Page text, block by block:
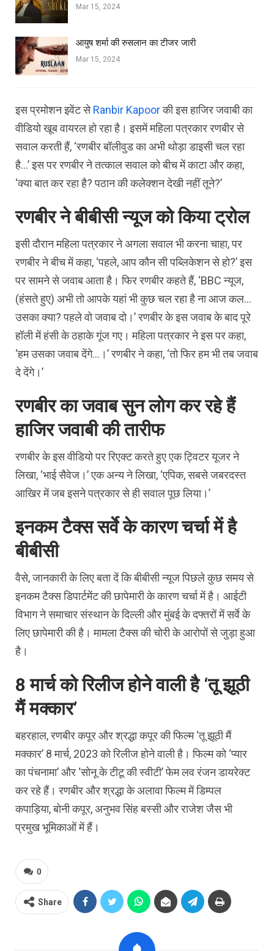
Mar 15, 2024
आयुष शर्मा की रुसलान का टीजर जारी
Mar 15, 2024
इस प्रमोशन इवेंट सेRanbir Kapoorकी इस हाजिर जवाबी का
वीडियो खूब वायरल हो रहा है। इसमें महिला पत्रकार रणबीर से
सवाल करती हैं, ‘रणबीर बॉलीवुड का अभी थोड़ा डाइसी चल रहा
है…’ इस पर रणबीर ने तत्‍काल सवाल को बीच में काटा और कहा,
‘क्‍या बात कर रहा है? पठान की कलेक्‍शन देखी नहीं तूने?’
रणबीर ने बीबीसी न्‍यूज को किया ट्रोल
इसी दौरान महिला पत्रकार ने अगला सवाल भी करना चाहा, पर
रणबीर ने बीच में कहा, ‘पहले, आप कौन सी पब्‍ल‍िकेशन से हो?’ इस
पर सामने से जवाब आता है। फिर रणबीर कहते हैं, ‘BBC न्‍यूज,
(हंसते हुए) अभी तो आपके यहां भी कुछ चल रहा है ना आज कल…
उसका क्‍या? पहले वो जवाब दो।’ रणबीर के इस जवाब के बाद पूरे
हॉली में हंसी के ठहाके गूंज गए। महिला पत्रकार ने इस पर कहा,
‘हम उसका जवाब देंगे…।’ रणबीर ने कहा, ‘तो फिर हम भी तब जवाब
दे देंगे।’
रणबीर का जवाब सुन लोग कर रहे हैं
हाजिर जवाबी की तारीफ
रणबीर के इस वीडियो पर रिएक्‍ट करते हुए एक ट्विटर यूजर ने
लिखा, ‘भाई सैवेज।’ एक अन्‍य ने लिखा, ‘एपिक, सबसे जबरदस्‍त
आख‍िर में जब इसने पत्रकार से ही सवाल पूछ लिया।’
इनकम टैक्‍स सर्वे के कारण चर्चा में है
बीबीसी
वैसे, जानकारी के लिए बता दें कि बीबीसी न्‍यूज पिछले कुछ समय से
इनकम टैक्‍स डिपार्टमेंट की छापेमारी के कारण चर्चा में है। आईटी
विभाग ने समाचार संस्‍थान के दिल्‍ली और मुंबई के दफ्तरों में सर्वे के
लिए छापेमारी की है। मामला टैक्‍स की चोरी के आरोपों से जुड़ा हुआ
है।
8 मार्च को रिलीज होने वाली है ‘तू झूठी
मैं मक्‍कार’
बहरहाल, रणबीर कपूर और श्रद्धा कपूर की फिल्‍म ‘तू झूठी मैं
मक्‍कार’ 8 मार्च, 2023 को रिलीज होने वाली है। फिल्‍म को ‘प्‍यार
का पंचनामा’ और ‘सोनू के टीटू की स्‍वीटी’ फेम लव रंजन डायरेक्‍ट
कर रहे हैं। रणबीर और श्रद्धा के अलावा फिल्‍म में डिम्‍पल
कपाड़‍िया, बोनी कपूर, अनुभव सिंह बस्‍सी और राजेश जैस भी
प्रमुख भूमिकाओं में हैं।
0
Share